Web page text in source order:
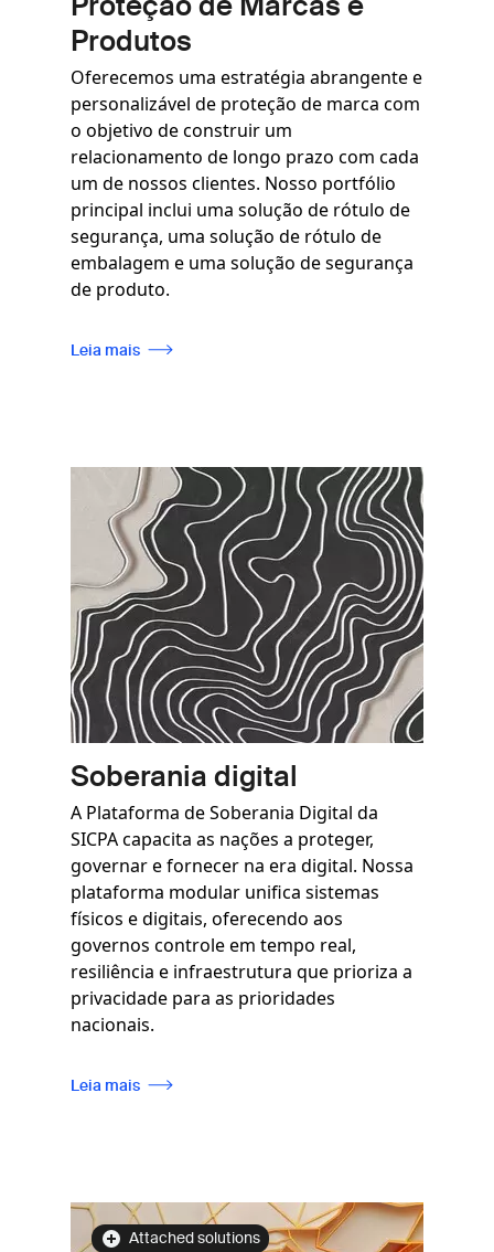
Produtos
Oferecemos uma estratégia abrangente e
personalizável de proteção de marca com
o objetivo de construir um
relacionamento de longo prazo com cada
um de nossos clientes. Nosso portfólio
principal inclui uma solução de rótulo de
segurança, uma solução de rótulo de
embalagem e uma solução de segurança
de produto.
Leia mais
Imagem
Soberania digital
A Plataforma de Soberania Digital da
SICPA capacita as nações a proteger,
governar e fornecer na era digital. Nossa
plataforma modular unifica sistemas
físicos e digitais, oferecendo aos
governos controle em tempo real,
resiliência e infraestrutura que prioriza a
privacidade para as prioridades
nacionais.
Leia mais
Attached solutions
Imagem